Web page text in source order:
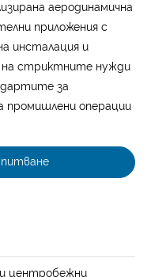
аеродинамична
приложения с
инсталация и
на стриктните нужди
за
промишлени операции
центробежни